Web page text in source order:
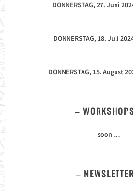
DONNERSTAG, 27. Juni
DONNERSTAG, 18. Juli
DONNERSTAG, 15. August
–
soon …
–